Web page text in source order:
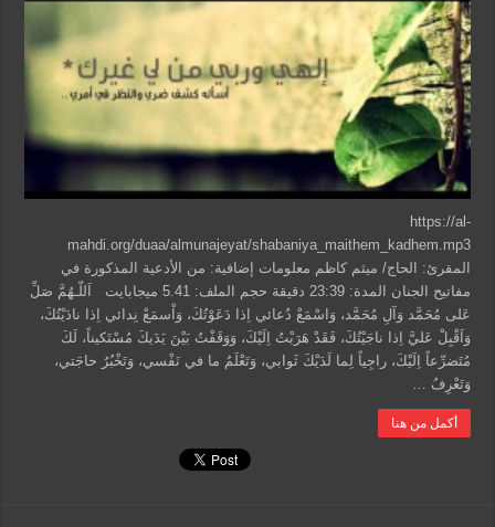
https://al-
mahdi.org/duaa/almunajeyat/shabaniya_maithem_kadhem.mp3
المقرئ: الحاج/ ميثم كاظم معلومات إضافية: من الأدعية المذكورة في
مفاتيح الجنان المدة: 23:39 دقيقة حجم الملف: 5.41 ميجابايت اَللّـهُمَّ صَلِّ
عَلى مُحَمَّد وَآلِ مُحَمَّد، وَاسْمَعْ دُعائي اِذا دَعَوْتُكَ، وَاْسمَعْ نِدائي اِذا نادَيْتُكَ،
وَاَقْبِلْ عَليَّ اِذا ناجَيْتُكَ، فَقَدْ هَرَبْتُ اِلَيْكَ، وَوَقَفْتُ بَيْنَ يَدَيكَ مُسْتَكيناً، لَكَ
مُتَضرِّعاً اِلَيْكَ، راجِياً لِما لَدَيْكَ ثَوابي، وَتَعْلَمُ ما في نَفْسي، وَتَخْبُرُ حاجَتي،
وَتَعْرِفُ …
أكمل من هنا